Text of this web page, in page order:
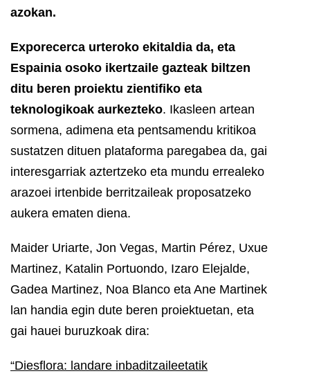
azokan.
Exporecerca urteroko ekitaldia da, eta
Espainia osoko ikertzaile gazteak biltzen
ditu beren proiektu zientifiko eta
teknologikoak aurkezteko. Ikasleen artean
sormena, adimena eta pentsamendu kritikoa
sustatzen dituen plataforma paregabea da, gai
interesgarriak aztertzeko eta mundu errealeko
arazoei irtenbide berritzaileak proposatzeko
aukera ematen diena.
Maider Uriarte, Jon Vegas, Martin Pérez, Uxue
Martinez, Katalin Portuondo, Izaro Elejalde,
Gadea Martinez, Noa Blanco eta Ane Martinek
lan handia egin dute beren proiektuetan, eta
gai hauei buruzkoak dira:
“Diesflora: landare inbaditzaileetatik